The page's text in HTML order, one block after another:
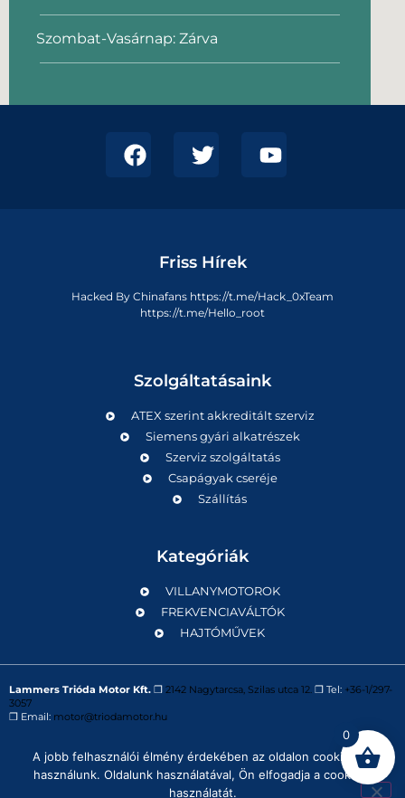
Szombat-Vasárnap: Zárva
Friss Hírek
Hacked By Chinafans https://t.me/Hack_0xTeam
https://t.me/Hello_root
Szolgáltatásaink
ATEX szerint akkreditált szerviz
Siemens gyári alkatrészek
Szerviz szolgáltatás
Csapágyak cseréje
Szállítás
Kategóriák
VILLANYMOTOROK
FREKVENCIAVÁLTÓK
HAJTÓMŰVEK
Lammers Trióda Motor Kft. ❒ 2142 Nagytarcsa, Szilas utca 12. ❒ Tel: +36-1/297-
3057
❒ Email: motor@triodamotor.hu
Powered byDigit-Now Kft.
Adatvédelmi tájékoztató
0
A jobb felhasználói élmény érdekében az oldalon cookie-kat
használunk. Oldalunk használatával, Ön elfogadja a cookie-k
használatát.